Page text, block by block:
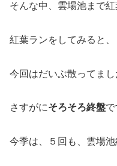
そんな中、雲場池まで
紅葉ランをしてみると、
今回はだいぶ散ってまし
さすがにそろそろ終盤で
今季は、５回も、雲場